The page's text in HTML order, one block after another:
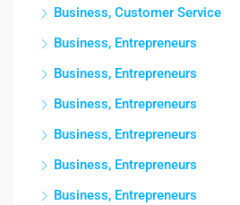
Business, Customer Service
Business, Entrepreneurs
Business, Entrepreneurs
Business, Entrepreneurs
Business, Entrepreneurs
Business, Entrepreneurs
Business, Entrepreneurs